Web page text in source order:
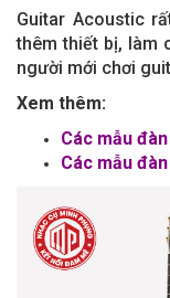
Guitar Acoustic
thêm thiết bị, làm
người mới chơi
Xem thêm:
Các mẫu
Các mẫu